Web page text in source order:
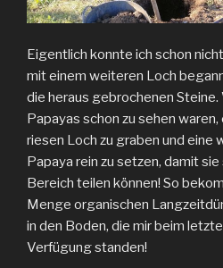
Eigentlich konnte ich schon
mit einem weiteren Loch
die heraus gebrochenen Steine.
Papayas schon zu sehen
riesen Loch zu graben und eine
Papaya rein zu setzen, damit
Bereich teilen können! So
Menge organischen
in den Boden, die mir beim
Verfügung standen!